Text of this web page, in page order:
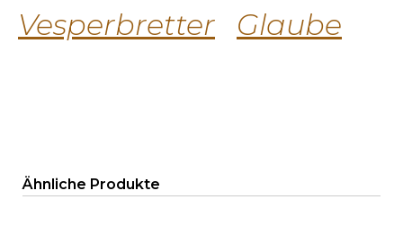
Vesperbretter
Glaube
Produktgalerie überspringen
Ähnliche Produkte